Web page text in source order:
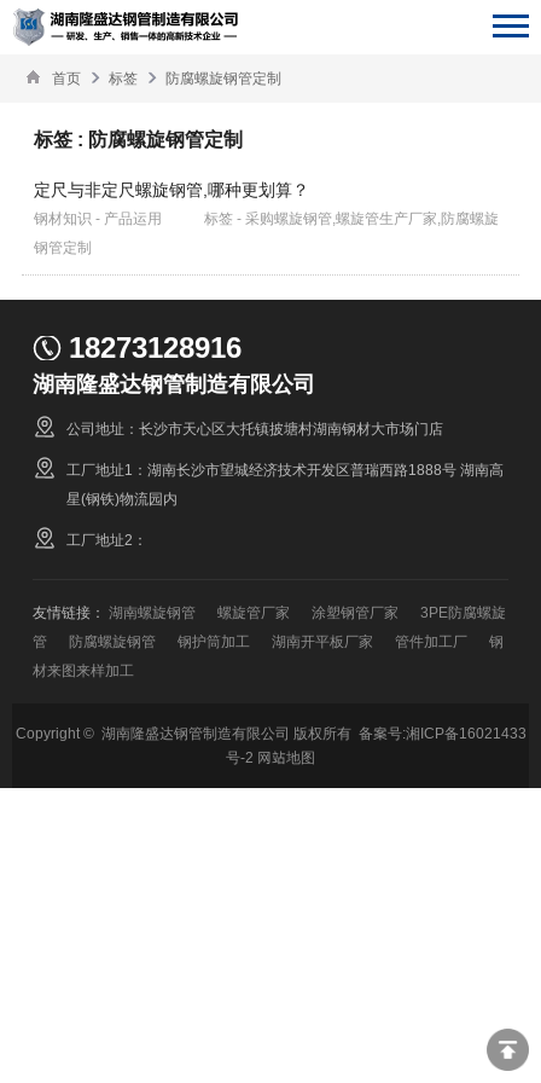
首页 标签 防腐螺旋钢管定制
标签 : 防腐螺旋钢管定制
定尺与非定尺螺旋钢管,哪种更划算？
钢材知识 - 产品运用
标签 - 采购螺旋钢管,螺旋管生产厂家,防腐螺旋
钢管定制
18273128916
湖南隆盛达钢管制造有限公司
公司地址：长沙市天心区大托镇披塘村湖南钢材大市场门店
工厂地址1：湖南长沙市望城经济技术开发区普瑞西路1888号 湖南高
星(钢铁)物流园内
工厂地址2：
友情链接：湖南螺旋钢管 螺旋管厂家 涂塑钢管厂家
3PE防腐螺旋
管
防腐螺旋钢管 钢护筒加工 湖南开平板厂家 管件加工厂
钢
材来图来样加工
Copyright © 湖南隆盛达钢管制造有限公司 版权所有 备案号:湘ICP备16021433
号-2 网站地图